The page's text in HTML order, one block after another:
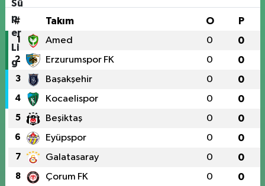
# Takım O P
1 Amed 0 0
2 Erzurumspor FK 0 0
3 Başakşehir 0 0
4 Kocaelispor 0 0
5 Beşiktaş 0 0
6 Eyüpspor 0 0
7 Galatasaray 0 0
8 Çorum FK 0 0